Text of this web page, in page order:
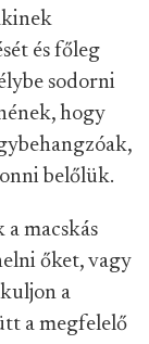
és főleg
sodorni
hogy
belőlük.
macskás
őket, vagy
a
a megfelelő